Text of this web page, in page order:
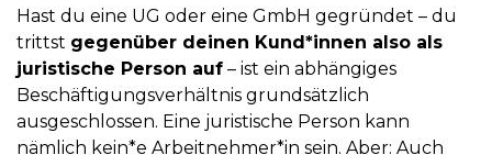
Hast du eine UG oder eine GmbH gegründet – du
trittst gegenüber deinen Kund*innen also als
juristische Person auf – ist ein abhängiges
Beschäftigungsverhältnis grundsätzlich
ausgeschlossen. Eine juristische Person kann
nämlich kein*e Arbeitnehmer*in sein. Aber: Auch